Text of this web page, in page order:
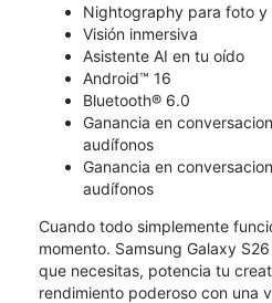
Nightography para foto y
Visión inmersiva
Asistente AI en tu oído
Android™ 16
Bluetooth® 6.0
Ganancia en
audífonos
Ganancia en
audífonos
Cuando todo simplemente
momento. Samsung Galaxy
que necesitas, potencia tu
rendimiento poderoso con una